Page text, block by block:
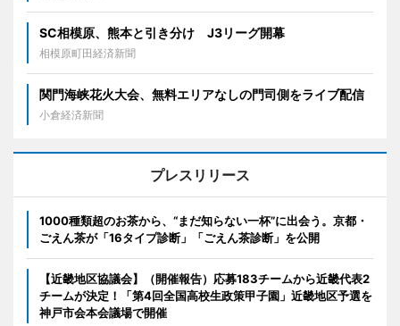
SC相模原、熊本と引き分け J3リーグ開幕
相模原町田経済新聞
関門海峡花火大会、無料エリアなしの門司側をライブ配信
小倉経済新聞
プレスリリース
1000種類超のお茶から、“まだ知らない一杯”に出会う。京都・
ごえん茶が「16タイプ診断」「ごえん茶診断」を公開
【近畿地区協議会】（開催報告）応募183チームから近畿代表2
チームが決定！「第4回全国高校生政策甲子園」近畿地区予選を
神戸市会本会議場で開催